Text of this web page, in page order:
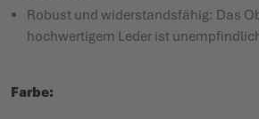
Robust und widerstandsfähig: Das
hochwertigem Leder ist
Farbe